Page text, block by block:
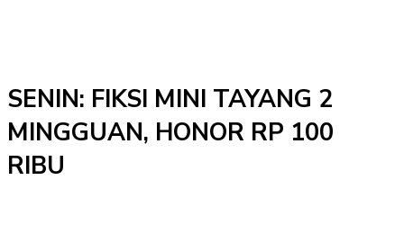
SENIN: FIKSI MINI TAYANG 2
MINGGUAN, HONOR RP 100
RIBU